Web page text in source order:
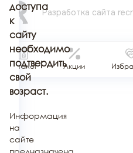
Разработка сайта
Каталог Акции
доступа
к
сайту
необходимо
подтвердить
свой
возраст.
Информация
на
сайте